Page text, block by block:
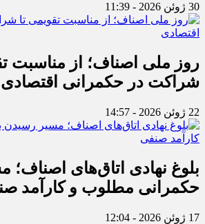
30 ژوئن 2026 - 11:39
روز ملی اصناف؛ از مناسبت
شراکت در حکمرانی اقتصادی
22 ژوئن 2026 - 14:57
بلوغ نهادی اتاق‌های اصناف؛
حکمرانی مطلوب و کارآمد
17 ژوئن 2026 - 12:04